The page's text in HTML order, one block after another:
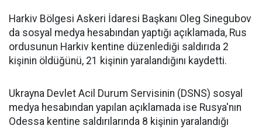
Harkiv Bölgesi Askeri İdaresi Başkanı Oleg Sinegubov
da sosyal medya hesabından yaptığı açıklamada, Rus
ordusunun Harkiv kentine düzenlediği saldırıda 2
kişinin öldüğünü, 21 kişinin yaralandığını kaydetti.
Ukrayna Devlet Acil Durum Servisinin (DSNS) sosyal
medya hesabından yapılan açıklamada ise Rusya'nın
Odessa kentine saldırılarında 8 kişinin yaralandığı